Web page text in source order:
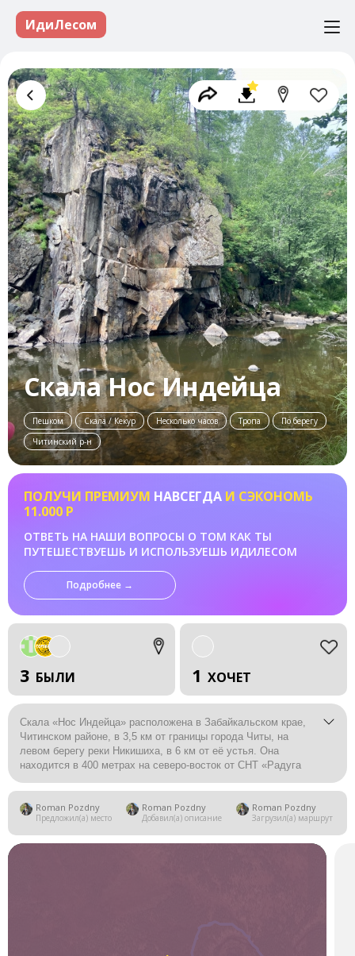
ИдиЛесом
Скала Нос Индейца
Пешком Скала / Кекур Несколько часов Тропа
По берегу
Читинский р-н
ПОЛУЧИ ПРЕМИУМ НАВСЕГДА И СЭКОНОМЬ
11.000 Р
ОТВЕТЬ НА НАШИ ВОПРОСЫ О ТОМ КАК ТЫ
ПУТЕШЕСТВУЕШЬ И ИСПОЛЬЗУЕШЬ ИДИЛЕСОМ
Подробнее →
3 БЫЛИ 1 ХОЧЕТ
Скала «Нос Индейца» расположена в Забайкальском крае,
Читинском районе, в 3,5 км от границы города Читы, на
левом берегу реки Никишиха, в 6 км от её устья. Она
находится в 400 метрах на северо-восток от СНТ «Радуга
профилем коренного населения Америки — индейцев.
Roman Pozdny
Предложил(а) место
Roman Pozdny
Добавил(а) описание
Roman Pozdny
Загрузил(а) маршрут